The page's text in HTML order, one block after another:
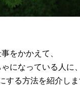
をかかえて、
になっている人に、
する方法を紹介しま